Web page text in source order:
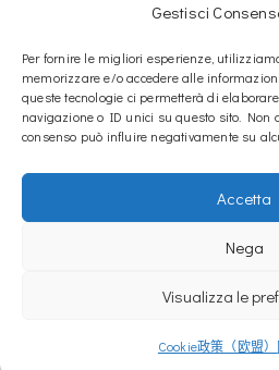
Gestisci
Per fornire le migliori esperienze,
memorizzare e/o accedere alle
queste tecnologie ci permetterà di
navigazione o ID unici su questo sito. Non
consenso può influire negativamente su
Accetta
Nega
Visualizza le
Cookie政策（欧盟）
位于 Alà dei Sardi
Nuragic 建筑群
23/02/2026
Copyright © 2020 – 2026La Sardegna